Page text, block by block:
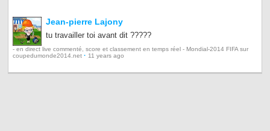
Jean-pierre Lajony
tu travailler toi avant dit ?????
- en direct live commenté, score et classement en temps réel - Mondial-2014 FIFA sur
coupedumonde2014.net · 11 years ago